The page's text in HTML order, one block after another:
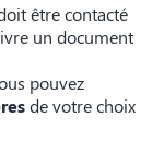
être contacté
un document
pouvez
de votre choix